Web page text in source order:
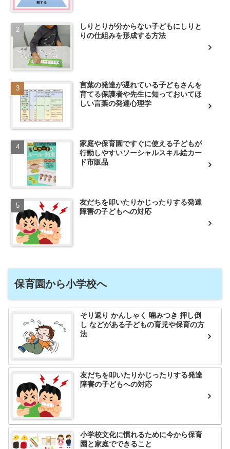
しりとりが分からない子どもにしりと
りの仕組みを形成する方法
言葉の発達が遅れている子どもさんを
育てる保護者や先生に知っておいてほ
しい言葉の発達心理学
家庭や保育園ですぐに使える子どもが
行動しやすいソーシャルスキル絵カー
ド市販品
友だちを叩いたりかじったりする発達
障害の子どもへの対応
保育園から小学校へ
そり返り かんしゃく 噛みつき 押し倒
し などがある子どもの育児や保育の方
法
友だちを叩いたりかじったりする発達
障害の子どもへの対応
小学校文化に慣れるために今から保育
園と家庭でできること